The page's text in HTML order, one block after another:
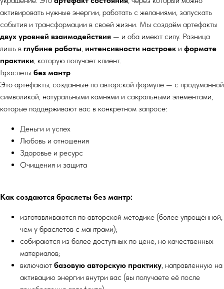
активировать нужные энергии, работать с желаниями, запускать
события и трансформации в своей жизни. Мы создаём артефакты
двух уровней взаимодействия — и оба имеют силу. Разница
лишь в глубине работы, интенсивности настроек и формате
практики, которую получает клиент.
Браслеты без мантр
Это артефакты, созданные по авторской формуле — с продуманной
символикой, натуральными камнями и сакральными элементами,
которые поддерживают вас в конкретном запросе:
Деньги и успех
Любовь и отношения
Здоровье и ресурс
Очищения и защита
Как создаются браслеты без мантр:
изготавливаются по авторской методике (более упрощённой,
чем у браслетов с мантрами);
собираются из более доступных по цене, но качественных
материалов;
включают базовую авторскую практику, направленную на
активацию энергии внутри вас (вы получаете её после